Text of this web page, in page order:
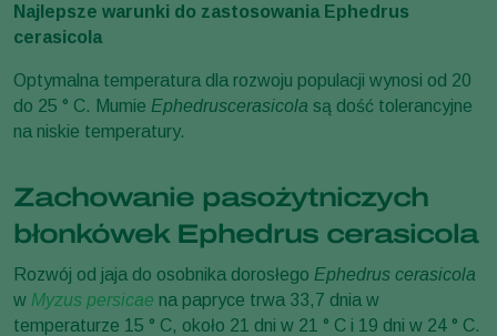
Najlepsze warunki do zastosowania Ephedrus
cerasicola
Optymalna temperatura dla rozwoju populacji wynosi od 20
do 25 ° C. Mumie Ephedruscerasicola są dość tolerancyjne
na niskie temperatury.
Zachowanie pasożytniczych
błonkówek Ephedrus cerasicola
Rozwój od jaja do osobnika dorosłego Ephedrus cerasicola
w Myzus persicae na papryce trwa 33,7 dnia w
temperaturze 15 ° C, około 21 dni w 21 ° C i 19 dni w 24 ° C.